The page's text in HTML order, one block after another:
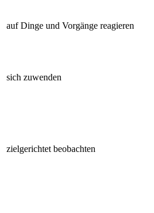
auf Dinge und Vorgänge reagieren
sich zuwenden
zielgerichtet beobachten